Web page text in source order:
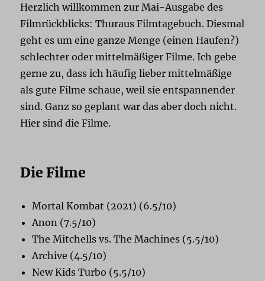
Herzlich willkommen zur Mai-Ausgabe des
Filmrückblicks: Thuraus Filmtagebuch. Diesmal
geht es um eine ganze Menge (einen Haufen?)
schlechter oder mittelmäßiger Filme. Ich gebe
gerne zu, dass ich häufig lieber mittelmäßige
als gute Filme schaue, weil sie entspannender
sind. Ganz so geplant war das aber doch nicht.
Hier sind die Filme.
Die Filme
Mortal Kombat (2021) (6.5/10)
Anon (7.5/10)
The Mitchells vs. The Machines (5.5/10)
Archive (4.5/10)
New Kids Turbo (5.5/10)